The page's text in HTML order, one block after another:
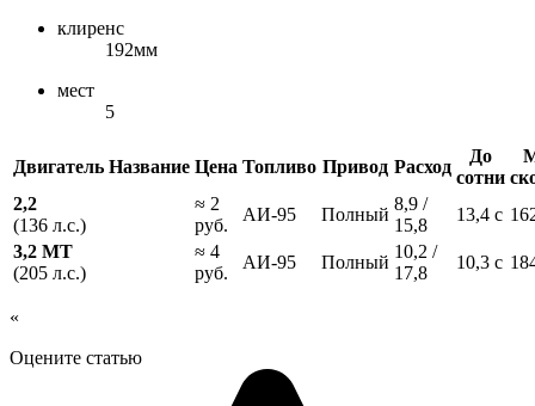
клиренс
192мм
мест
5
Двигатель Название Цена Топливо Привод Расход
До
сотни
2,2
(136 л.с.)
≈ 2
руб.
АИ-95 Полный
8,9 /
15,8
13,4 с
3,2 МТ
(205 л.с.)
≈ 4
руб.
АИ-95 Полный
10,2 /
17,8
10,3 с
«
Оцените статью